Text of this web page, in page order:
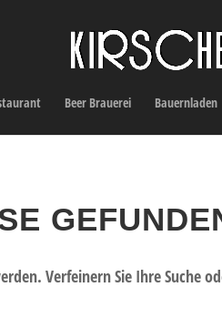
Beer Brauerei Bauernladen
Verfeinern Sie Ihre Suche